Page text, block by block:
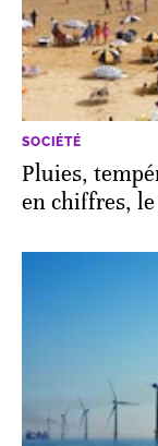
SOCIÉTÉ
Pluies,
en chiffres,